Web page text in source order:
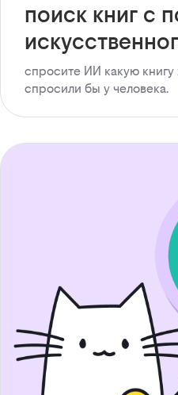
поиск книг с
спросите ИИ какую книгу
спросили бы у человека.